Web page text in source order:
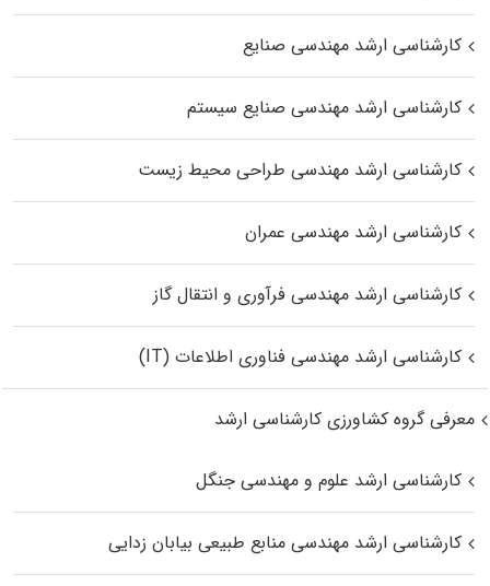
کارشناسی ارشد مهندسی صنایع
کارشناسی ارشد مهندسی صنایع سیستم
کارشناسی ارشد مهندسی طراحی محیط زیست
کارشناسی ارشد مهندسی عمران
کارشناسی ارشد مهندسی فرآوری و انتقال گاز
کارشناسی ارشد مهندسی فناوری اطلاعات (IT)
معرفی گروه کشاورزی کارشناسی ارشد
کارشناسی ارشد علوم و مهندسی جنگل
کارشناسی ارشد مهندسی منابع طبیعی بیابان زدایی